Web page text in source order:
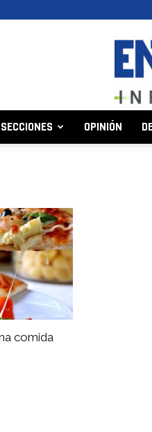
SECCIONES OPINIÓN
comida